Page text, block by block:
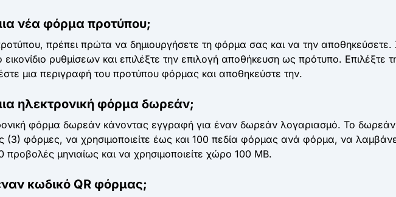
νέα φόρμα προτύπου;
πρέπει πρώτα να δημιουργήσετε τη φόρμα σας και να την αποθηκεύσετε.
ρυθμίσεων και επιλέξτε την επιλογή αποθήκευση ως πρότυπο. Επιλέξτε
μια περιγραφή του προτύπου φόρμας και αποθηκεύστε την.
ηλεκτρονική φόρμα δωρεάν;
φόρμα δωρεάν κάνοντας εγγραφή για έναν δωρεάν λογαριασμό. Το
(3) φόρμες, να χρησιμοποιείτε έως και 100 πεδία φόρμας ανά φόρμα, να
μηνιαίως και να χρησιμοποιείτε χώρο 100 MB.
κωδικό QR φόρμας;